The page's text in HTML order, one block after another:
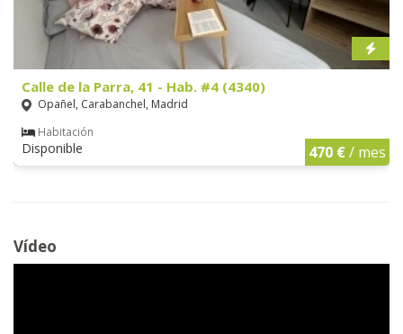
Calle de la Parra, 41 - Hab. #4 (4340)
Opañel, Carabanchel, Madrid
Habitación
Disponible 470 €/ mes
Vídeo